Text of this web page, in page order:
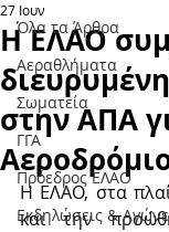
Όλα τα Άρθρα
Αεραθλήματα
Σωματεία
ΓΓΑ
Πρόεδρος ΕΛΑΟ
Εκδηλώσεις &
Η ΕΛΑΟ
στην ΑΠΑ
27 Ιουν
Η ΕΛΑΟ, στα
και την